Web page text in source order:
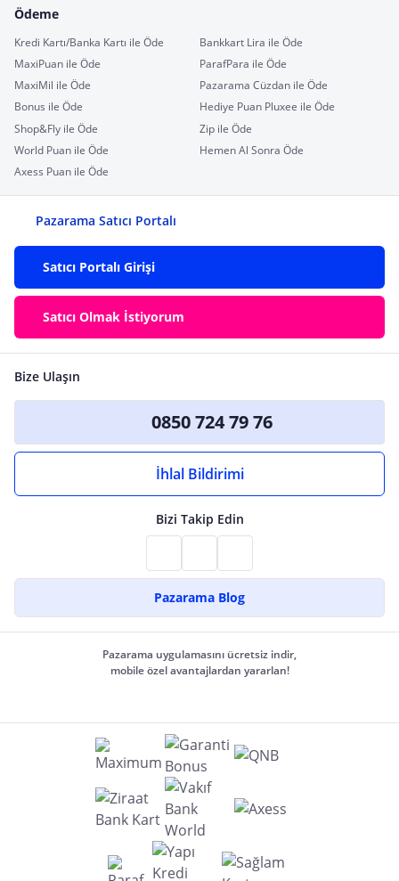
Ödeme
Kredi Kartı/Banka Kartı ile Öde
Bankkart Lira ile Öde
MaxiPuan ile Öde
ParafPara ile Öde
MaxiMil ile Öde
Pazarama Cüzdan ile Öde
Bonus ile Öde
Hediye Puan Pluxee ile Öde
Shop&Fly ile Öde
Zip ile Öde
World Puan ile Öde
Hemen Al Sonra Öde
Axess Puan ile Öde
Pazarama Satıcı Portalı
Satıcı Portalı Girişi
Satıcı Olmak İstiyorum
Bize Ulaşın
0850 724 79 76
İhlal Bildirimi
Bizi Takip Edin
Pazarama Blog
Pazarama uygulamasını ücretsiz indir,
mobile özel avantajlardan yararlan!